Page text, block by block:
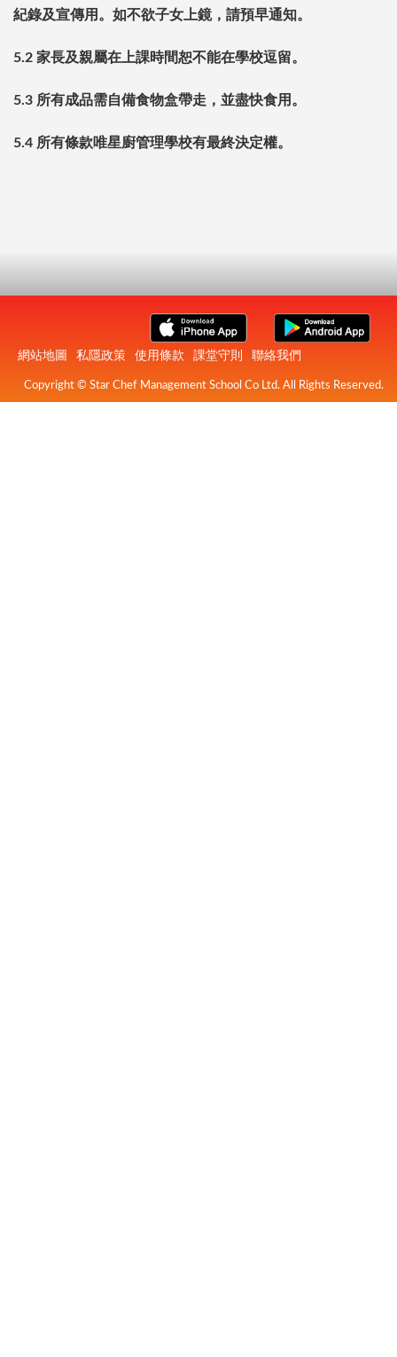
紀錄及宣傳用。如不欲子女上鏡，請預早通知。
5.2 家長及親屬在上課時間恕不能在學校逗留。
5.3 所有成品需自備食物盒帶走，並盡快食用。
5.4 所有條款唯星廚管理學校有最終決定權。
網站地圖 私隱政策 使用條款 課堂守則 聯絡我們
Copyright © Star Chef Management School Co Ltd. All Rights Reserved.